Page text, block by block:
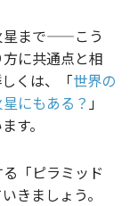
星まで——こう
に共通点と相
くは、「世界の
にもある？ 」
す。
「ピラミッド
きましょう。